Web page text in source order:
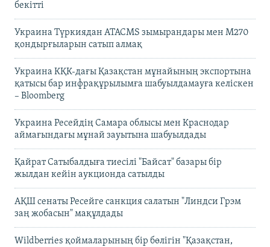
бекітті
Украина Түркиядан ATACMS зымырандары мен M270
қондырғыларын сатып алмақ
Украина КҚК-дағы Қазақстан мұнайының экспортына
қатысы бар инфрақұрылымға шабуылдамауға келіскен
– Bloomberg
Украина Ресейдің Самара облысы мен Краснодар
аймағындағы мұнай зауытына шабуылдады
Қайрат Сатыбалдыға тиесілі "Байсат" базары бір
жылдан кейін аукционда сатылды
АҚШ сенаты Ресейге санкция салатын "Линдси Грэм
заң жобасын" мақұлдады
Wildberries қоймаларының бір бөлігін "Қазақстан,